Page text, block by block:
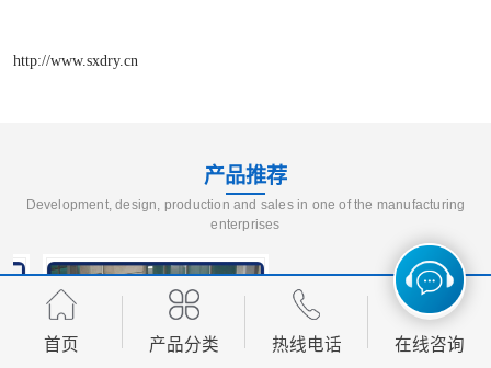
http://www.sxdry.cn
产品推荐
Development, design, production and sales in one of the manufacturing
enterprises
首页 产品分类 热线电话 在线咨询